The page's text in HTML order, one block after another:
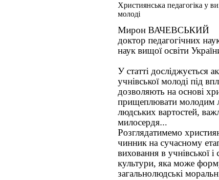
Християнська педагогіка у
молоді
Мирон ВАЧЕВСЬКИЙ
доктор педагогічних
наук вищої освіти
У статті досліджується
учнівської молоді під
дозволяють на основі
прищеплювати молодим
людських вартостей,
милосердя...
Розглядатимемо
чинник на сучасному
виховання в учнівської і
культури, яка може
загальнолюдські